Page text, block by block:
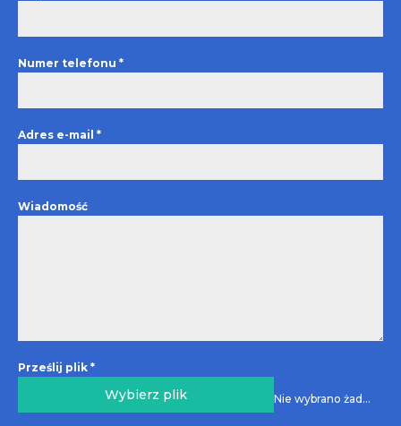
Numer telefonu *
Adres e-mail *
Wiadomość
Prześlij plik *
Wybierz plik Nie wybrano żadnego pliku